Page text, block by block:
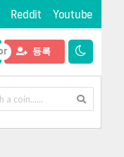
Reddit Youtube
등록